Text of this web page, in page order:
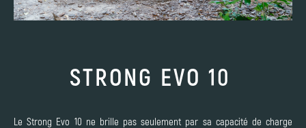
STRONG EVO 10
Le Strong Evo 10 ne brille pas seulement par sa capacité de charge